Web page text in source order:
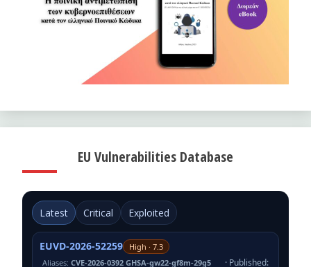
EU Vulnerabilities Database
Latest Critical Exploited
EUVD-2026-52259
High · 7.3
Aliases:CVE-2026-0392 GHSA-gw22-gf8m-29g5
· Published: